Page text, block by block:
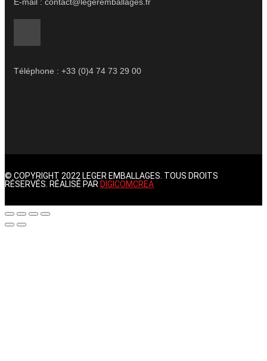
Téléphone : +33 (0)4 74 73 29 00
© COPYRIGHT 2022 LEGER EMBALLAGES. TOUS DROITS
RÉSERVÉS. RÉALISÉ PAR DIGICOMCREA